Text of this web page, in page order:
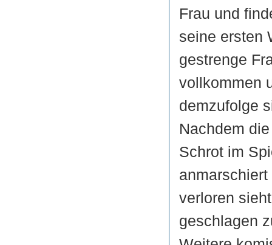
Frau und
seine ersten
gestrenge
vollkommen
demzufolge
Nachdem
Schrot im
verloren
geschlagen